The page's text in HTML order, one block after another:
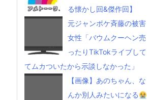
る懐かし回&傑作回】
元ジャンポケ斉藤の被害
女性「バウムクーヘン売
ったりTikTokライブして
てムカついたから示談しなかった」
【画像】あのちゃん、な
んか別人みたいになる